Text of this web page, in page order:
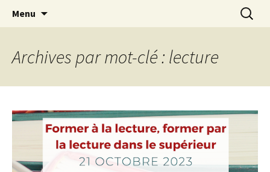
Menu
Archives par mot-clé : lecture